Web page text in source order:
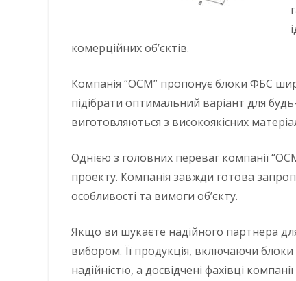
комерційних об’єктів.
Компанія “ОСМ” пропонує блоки ФБС
підібрати оптимальний варіант для
виготовляються з високоякісних
Однією з головних переваг компанії
проекту. Компанія завжди готова
особливості та вимоги об’єкту.
Якщо ви шукаєте надійного партнера
вибором. Її продукція, включаючи
надійністю, а досвідчені фахівці